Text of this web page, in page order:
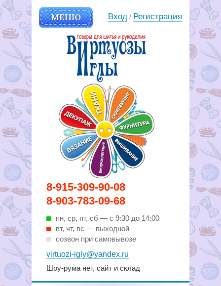
8-915-309-90-08
8-903-783-09-68
пн, ср, пт, cб — с 9:30 до 14:00
вт, чт, вс — выходной
созвон при самовывозе
virtuozi-igly@yandex.ru
Шоу-рума нет, сайт и склад
МЕНЮ
Вирутозы иглы. Товары для
шитья и рукоделья
Вход / Регистрация